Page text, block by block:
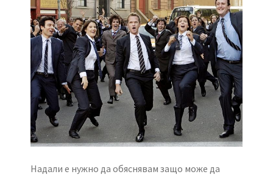
Надали е нужно да обяснявам защо може да